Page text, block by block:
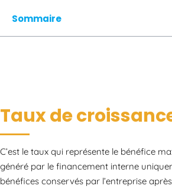
Sommaire
Taux de
C’est le taux qui représente le bénéfice
généré par le financement interne
bénéfices conservés par l’entreprise